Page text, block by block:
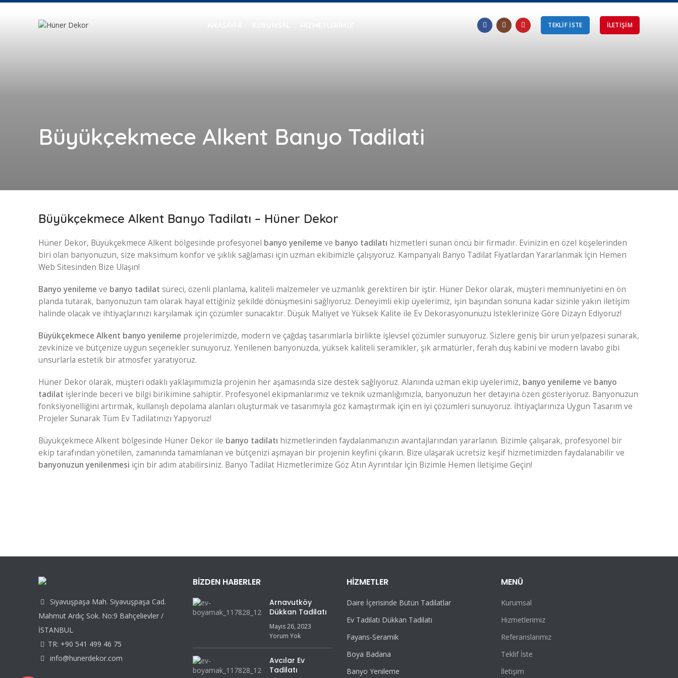
TEKLİF İSTE ILETIŞIM
Büyükçekmece Alkent Banyo Tadilati
Büyükçekmece Alkent Banyo Tadilatı – Hüner Dekor
Hüner Dekor, Büyükçekmece Alkent bölgesinde profesyonel banyo yenileme ve banyo tadilatı hizmetleri sunan öncü bir firmadır. Evinizin en özel köşelerinden
biri olan banyonuzun, size maksimum konfor ve şıklık sağlaması için uzman ekibimizle çalışıyoruz. Kampanyalı Banyo Tadilat Fiyatlardan Yararlanmak İçin Hemen
Web Sitesinden Bize Ulaşın!
Banyo yenileme ve banyo tadilat süreci, özenli planlama, kaliteli malzemeler ve uzmanlık gerektiren bir iştir. Hüner Dekor olarak, müşteri memnuniyetini en ön
planda tutarak, banyonuzun tam olarak hayal ettiğiniz şekilde dönüşmesini sağlıyoruz. Deneyimli ekip üyelerimiz, işin başından sonuna kadar sizinle yakın iletişim
halinde olacak ve ihtiyaçlarınızı karşılamak için çözümler sunacaktır. Düşük Maliyet ve Yüksek Kalite ile Ev Dekorasyonunuzu İsteklerinize Göre Dizayn Ediyoruz!
Büyükçekmece Alkent banyo yenileme projelerimizde, modern ve çağdaş tasarımlarla birlikte işlevsel çözümler sunuyoruz. Sizlere geniş bir ürün yelpazesi sunarak,
zevkinize ve bütçenize uygun seçenekler sunuyoruz. Yenilenen banyonuzda, yüksek kaliteli seramikler, şık armatürler, ferah duş kabini ve modern lavabo gibi
unsurlarla estetik bir atmosfer yaratıyoruz.
Hüner Dekor olarak, müşteri odaklı yaklaşımımızla projenin her aşamasında size destek sağlıyoruz. Alanında uzman ekip üyelerimiz, banyo yenileme ve banyo
tadilat işlerinde beceri ve bilgi birikimine sahiptir. Profesyonel ekipmanlarımız ve teknik uzmanlığımızla, banyonuzun her detayına özen gösteriyoruz. Banyonuzun
fonksiyonelliğini artırmak, kullanışlı depolama alanları oluşturmak ve tasarımıyla göz kamaştırmak için en iyi çözümleri sunuyoruz. İhtiyaçlarınıza Uygun Tasarım ve
Projeler Sunarak Tüm Ev Tadilatınızı Yapıyoruz!
Büyükçekmece Alkent bölgesinde Hüner Dekor ile banyo tadilatı hizmetlerinden faydalanmanızın avantajlarından yararlanın. Bizimle çalışarak, profesyonel bir
ekip tarafından yönetilen, zamanında tamamlanan ve bütçenizi aşmayan bir projenin keyfini çıkarın. Bize ulaşarak ücretsiz keşif hizmetimizden faydalanabilir ve
banyonuzun yenilenmesi için bir adım atabilirsiniz. Banyo Tadilat Hizmetlerimize Göz Atın Ayrıntılar İçin Bizimle Hemen İletişime Geçin!
Siyavuşpaşa Mah. Siyavuşpaşa Cad.
Mahmut Ardıç Sok. No:9 Bahçelievler /
İSTANBUL
TR: +90 541 499 46 75
info@hunerdekor.com
BIZDEN HABERLER
Arnavutköy
Dükkan Tadilatı
Mayıs 26, 2023
Yorum Yok
Avcılar Ev
Tadilatı
HIZMETLER
Daire İçerisinde Bütün Tadilatlar
Ev Tadilatı Dükkan Tadilatı
Fayans-Seramik
Boya Badana
Banyo Yenileme
MENÜ
Kurumsal
Hizmetlerimiz
Referanslarımız
Teklif İste
İletişim